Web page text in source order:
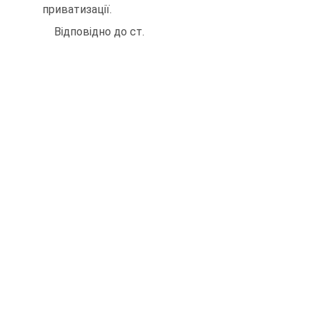
приватизації.
Відповідно до ст.